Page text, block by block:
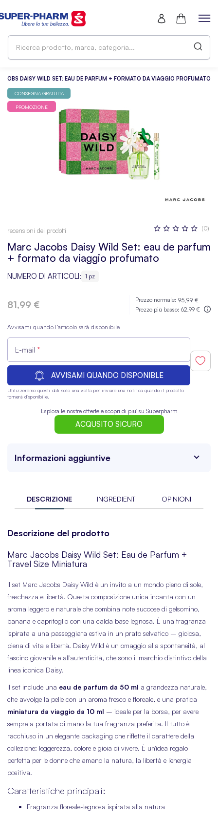
DAISY WILD SET: EAU DE PARFUM + FORMATO DA VIAGGIO PROFUMATO
CONSEGNA GRATUITA
PROMOZIONE
Marc Jacobs Daisy Wild Set: eau de parfum
+ formato da viaggio profumato
Valutazione: (0)
recensioni dei prodotti
NUMERO DI ARTICOLI: 1 pz
81,99 € Prezzo normale: 95,99 €
Prezzo più basso: 62,99 €
Avvisami quando l’articolo sarà disponibile
E-mail
AVVISAMI QUANDO DISPONIBLE
Utilizzeremo questi dati solo una volta per inviare una notifica quando il prodotto
tornerà disponibile.
Esplora le nostre offerte e scopri di piu' su Superpharm
ACQUSITO SICURO
DESCRIZIONE INGREDIENTI OPINIONI
Descrizione del prodotto
Marc Jacobs Daisy Wild Set: Eau de Parfum +
Travel Size Miniatura
Il set Marc Jacobs Daisy Wild è un invito a un mondo pieno di sole,
freschezza e libertà. Questa composizione unica incanta con un
aroma leggero e naturale che combina note succose di gelsomino,
banana e caprifoglio con una calda base legnosa. È una fragranza
ispirata a una passeggiata estiva in un prato selvatico – gioiosa,
piena di vita e libertà. Daisy Wild è un omaggio alla spontaneità, al
fascino giovanile e all'autenticità, che sono il marchio distintivo della
linea iconica Daisy.
Il set include una eau de parfum da 50 ml a grandezza naturale,
che avvolge la pelle con un aroma fresco e floreale, e una pratica
miniatura da viaggio da 10 ml – ideale per la borsa, per avere
sempre a portata di mano la tua fragranza preferita. Il tutto è
racchiuso in un elegante packaging che riflette il carattere della
collezione: leggerezza, colore e gioia di vivere. È un'idea regalo
perfetta per le donne che amano la natura, la libertà e l'energia
positiva.
Caratteristiche principali:
Fragranza floreale-legnosa ispirata alla natura
Informazioni aggiuntive